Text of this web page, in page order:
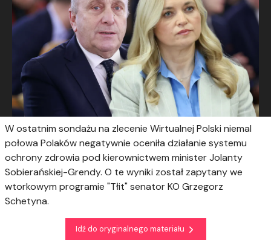
W ostatnim sondażu na zlecenie Wirtualnej Polski niemal
połowa Polaków negatywnie oceniła działanie systemu
ochrony zdrowia pod kierownictwem minister Jolanty
Sobierańskiej-Grendy. O te wyniki został zapytany we
wtorkowym programie "Tłit" senator KO Grzegorz
Schetyna.
Idź do oryginalnego materiału